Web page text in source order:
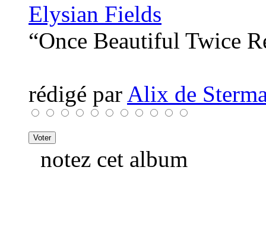
Elysian Fields
“Once Beautiful Twice
rédigé par Alix de
notez cet album